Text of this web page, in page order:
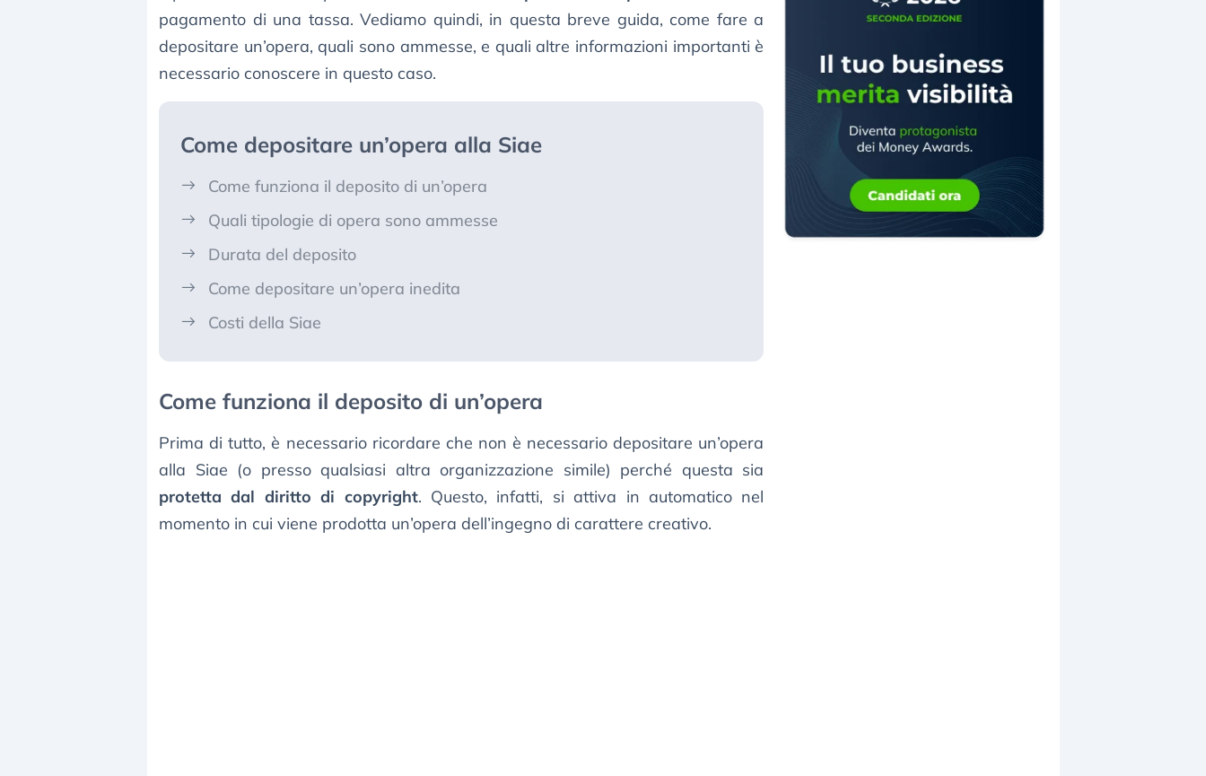
pagamento di una tassa. Vediamo quindi, in questa breve guida, come fare a
depositare un’opera, quali sono ammesse, e quali altre informazioni importanti è
necessario conoscere in questo caso.
Come depositare un’opera alla Siae
Come funziona il deposito di un’opera
Quali tipologie di opera sono ammesse
Durata del deposito
Come depositare un’opera inedita
Costi della Siae
Come funziona il deposito di un’opera
Prima di tutto, è necessario ricordare che non è necessario depositare un’opera
alla Siae (o presso qualsiasi altra organizzazione simile) perché questa sia
protetta dal diritto di copyright. Questo, infatti, si attiva in automatico nel
momento in cui viene prodotta un’opera dell’ingegno di carattere creativo.